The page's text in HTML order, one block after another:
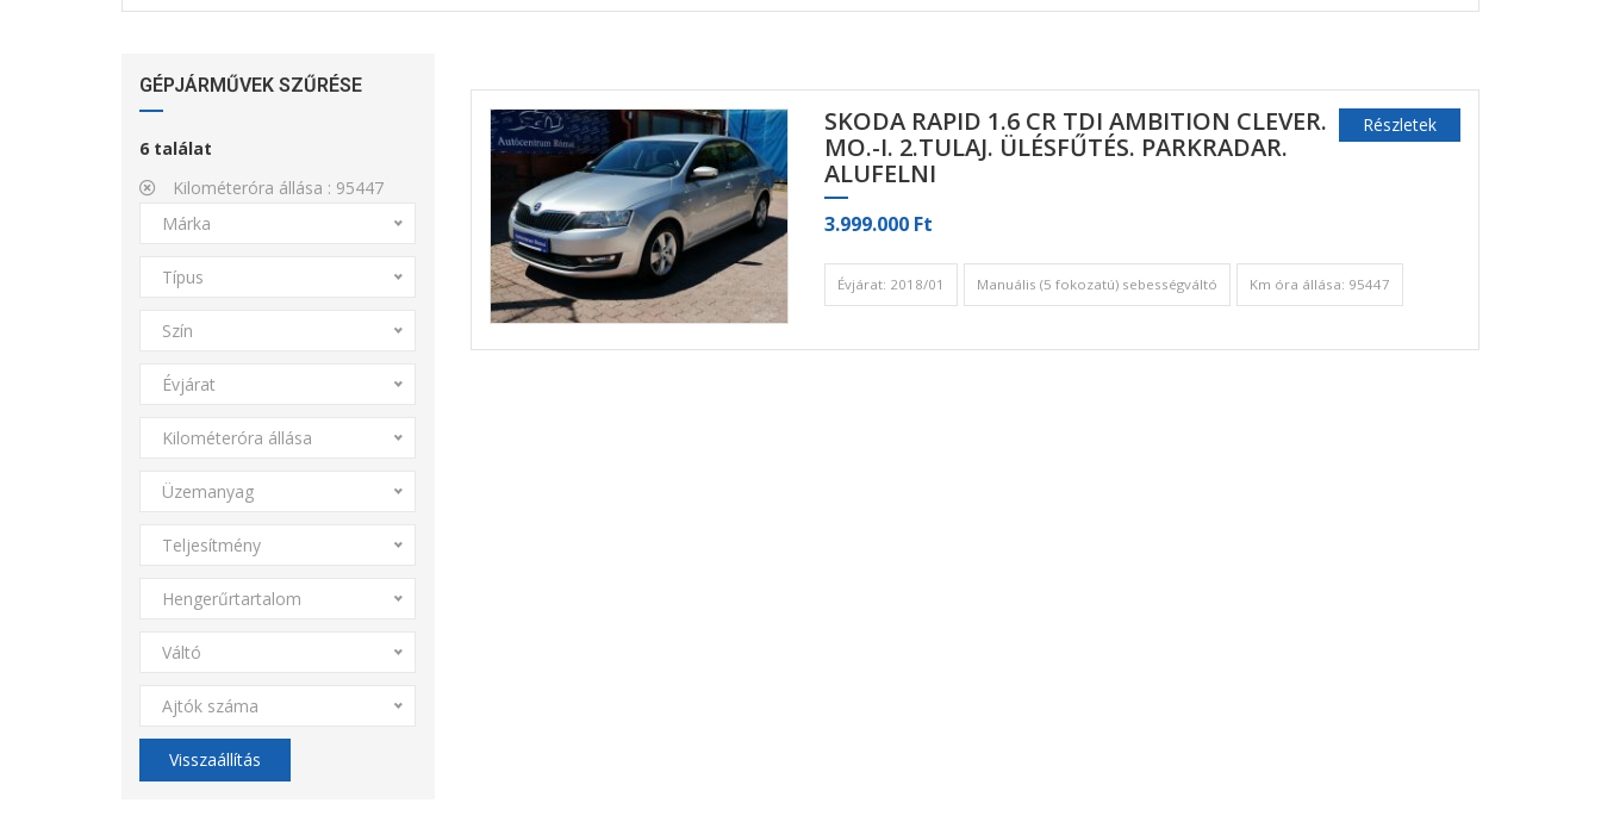
GÉPJÁRMŰVEK SZŰRÉSE
6 találat
Kilométeróra állása : 95447
Márka
Típus
Szín
Évjárat
Kilométeróra állása
Üzemanyag
Teljesítmény
Hengerűrtartalom
Váltó
Ajtók száma
Visszaállítás
SKODA RAPID 1.6 CR TDI AMBITION CLEVER.
MO.-I. 2.TULAJ. ÜLÉSFŰTÉS. PARKRADAR.
ALUFELNI
3.999.000 Ft
Részletek
Évjárat: 2018/01 Manuális (5 fokozatú) sebességváltó Km óra állása: 95447